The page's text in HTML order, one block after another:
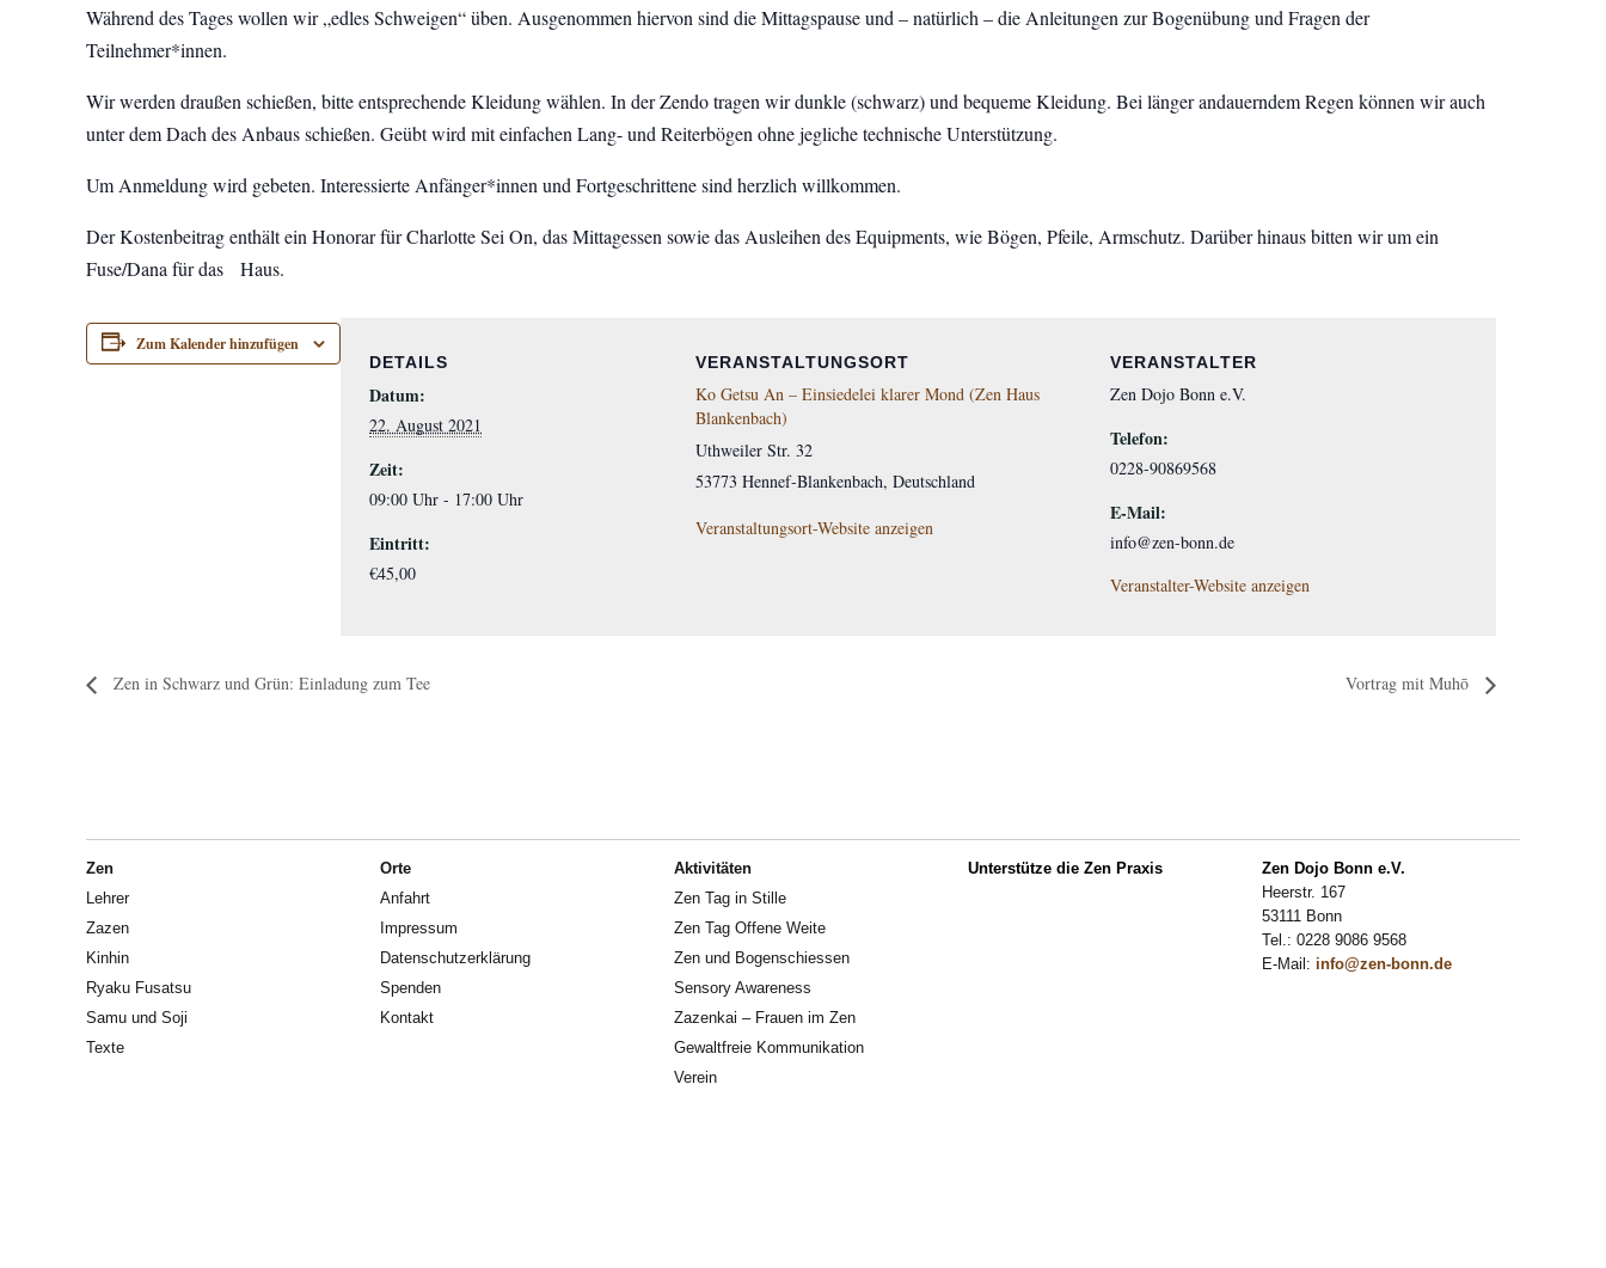
Während des Tages wollen wir „edles Schweigen“ üben. Ausgenommen hiervon sind die Mittagspause und – natürlich – die Anleitungen zur Bogenübung und Fragen der
Teilnehmer*innen.
Wir werden draußen schießen, bitte entsprechende Kleidung wählen. In der Zendo tragen wir dunkle (schwarz) und bequeme Kleidung. Bei länger andauerndem Regen können wir auch
unter dem Dach des Anbaus schießen. Geübt wird mit einfachen Lang- und Reiterbögen ohne jegliche technische Unterstützung.
Um Anmeldung wird gebeten. Interessierte Anfänger*innen und Fortgeschrittene sind herzlich willkommen.
Der Kostenbeitrag enthält ein Honorar für Charlotte Sei On, das Mittagessen sowie das Ausleihen des Equipments, wie Bögen, Pfeile, Armschutz. Darüber hinaus bitten wir um ein
Fuse/Dana für das Haus.
Zum Kalender hinzufügen
DETAILS
Datum:
22. August 2021
Zeit:
09:00 Uhr - 17:00 Uhr
Eintritt:
€45,00
VERANSTALTUNGSORT
Ko Getsu An – Einsiedelei klarer Mond (Zen Haus
Blankenbach)
Uthweiler Str. 32
53773 Hennef-Blankenbach, Deutschland
Veranstaltungsort-Website anzeigen
VERANSTALTER
Zen Dojo Bonn e.V.
Telefon:
0228-90869568
E-Mail:
info@zen-bonn.de
Veranstalter-Website anzeigen
Zen in Schwarz und Grün: Einladung zum Tee Vortrag mit Muhō
Zen
Lehrer
Zazen
Kinhin
Ryaku Fusatsu
Samu und Soji
Texte
Orte
Anfahrt
Impressum
Datenschutzerklärung
Spenden
Kontakt
Aktivitäten
Zen Tag in Stille
Zen Tag Offene Weite
Zen und Bogenschiessen
Sensory Awareness
Zazenkai – Frauen im Zen
Gewaltfreie Kommunikation
Verein
Unterstütze die Zen Praxis
Zen Dojo Bonn e.V.
Heerstr. 167
53111 Bonn
Tel.: 0228 9086 9568
E-Mail: info@zen-bonn.de